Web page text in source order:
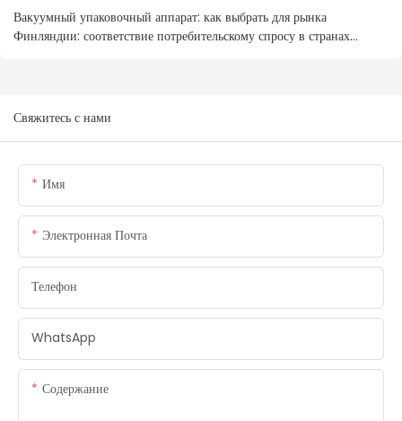
Вакуумный упаковочный аппарат: как выбрать для рынка
Финляндии: соответствие потребительскому спросу в странах
Свяжитесь с нами
Имя
Электронная Почта
Телефон
WhatsApp
Содержание